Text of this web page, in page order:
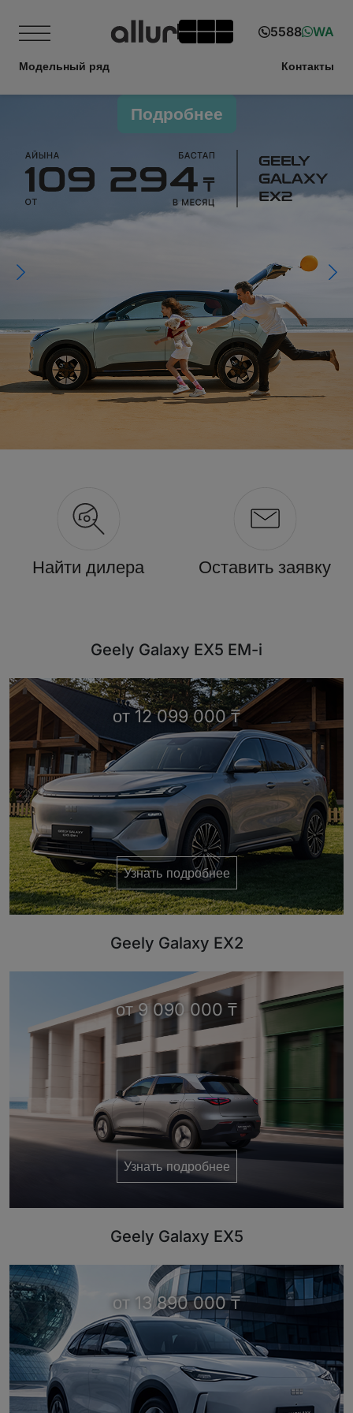
5588 WA
Модельный ряд Контакты
Подробнее
Найти дилера Оставить заявку
Geely Galaxy EX5 EM-i
от 12 099 000 ₸
Узнать подробнее
Geely Galaxy EX2
от 9 090 000 ₸
Узнать подробнее
Geely Galaxy EX5
от 13 890 000 ₸